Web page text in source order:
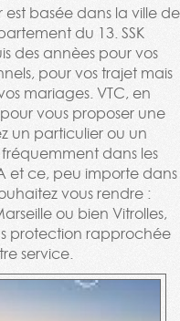
est basée dans la ville de
du 13. SSK
des annèes pour vos
pour vos trajet mais
mariages. VTC, en
vous proposer une
un particulier ou un
dans les
et ce, peu importe dans
vous rendre :
ou bien Vitrolles,
protection rapprochée
service.